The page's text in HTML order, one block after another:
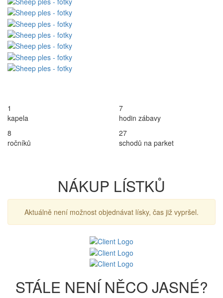
1
kapela
7
hodin zábavy
8
ročníků
27
schodů na parket
NÁKUP LÍSTKŮ
Aktuálně není možnost objednávat lísky, čas již vypršel.
STÁLE NENÍ NĚCO JASNÉ?